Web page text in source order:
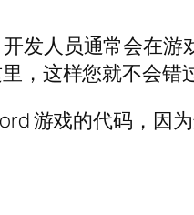
发人员通常会在
，这样您就不会错
游戏的代码，因